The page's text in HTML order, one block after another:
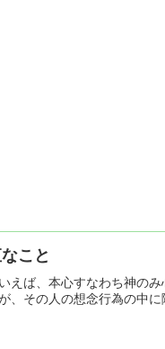
こと
えば、本心すなわち神の
、その人の想念行為の中